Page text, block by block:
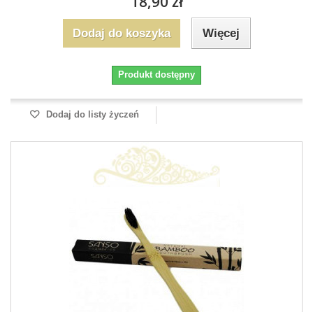
Dodaj do koszyka Więcej
Produkt dostępny
Dodaj do listy życzeń